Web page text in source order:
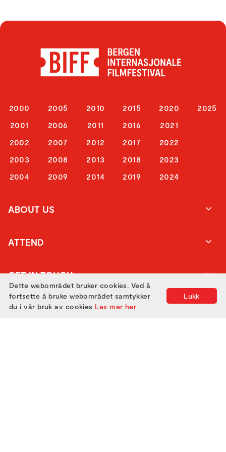
2000
2001
2002
2003
2004
2005
2006
2007
2008
2009
2010
2011
2012
2013
2014
2015
2016
2017
2018
2019
2020
2021
2022
2023
2024
2025
ABOUT US
ATTEND
GET IN TOUCH
Lukk
Dette webområdet bruker cookies. Ved å
fortsette å bruke webområdet samtykker
du i vår bruk av cookies Les mer her